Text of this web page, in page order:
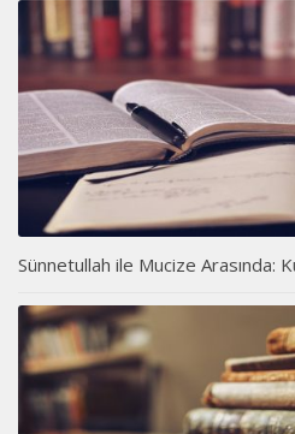
Sünnetullah ile Mucize Arasında: